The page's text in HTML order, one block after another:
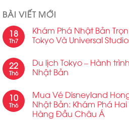
BÀI VIẾT MỚI
18
Th7
Khám Phá Nhật Bản
Tokyo Và Universal
22
Th6
Du lịch Tokyo – Hành
Nhật Bản
10
Th6
Mua Vé Disneyland
Nhật Bản: Khám Phá
Hàng Đầu Châu Á